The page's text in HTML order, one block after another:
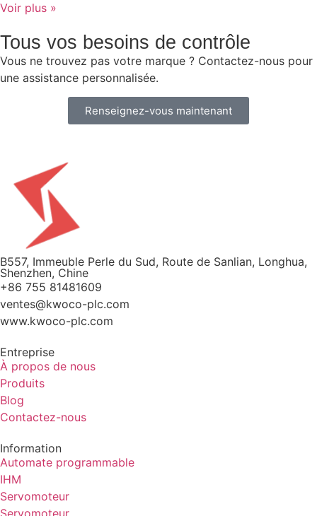
Voir plus »
Tous vos besoins de contrôle
Vous ne trouvez pas votre marque ? Contactez-nous pour
une assistance personnalisée.
Renseignez-vous maintenant
B557, Immeuble Perle du Sud, Route de Sanlian, Longhua,
Shenzhen, Chine
+86 755 81481609
ventes@kwoco-plc.com
www.kwoco-plc.com
Entreprise
À propos de nous
Produits
Blog
Contactez-nous
Information
Automate programmable
IHM
Servomoteur